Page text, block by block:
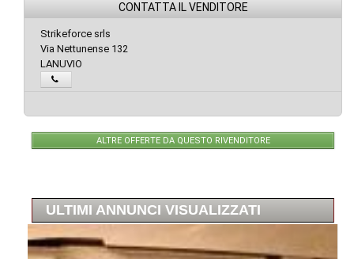
CONTATTA IL VENDITORE
Strikeforce srls
Via Nettunense 132
LANUVIO
ALTRE OFFERTE DA QUESTO RIVENDITORE
ULTIMI ANNUNCI VISUALIZZATI